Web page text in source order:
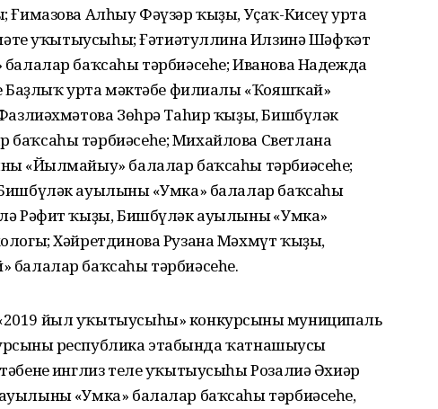
Ғимазова Алһыу Фәүзәр ҡыҙы, Уҫаҡ-Кисеү урта
уҡытыусыһы; Ғәтиәтуллина Илзинә Шәфҡәт
баҡсаһы тәрбиәсеһе; Иванова Надежда
Баҙлыҡ урта мәктәбе филиалы «Ҡояшҡай»
Зөhрә Таhир ҡыҙы, Бишбүләк
тәрбиәсеһе; Михайлова Светлана
«Йылмайыу» балалар баҡсаһы тәрбиәсеһе;
ауылының «Умка» балалар баҡсаһы
Рәфит ҡыҙы, Бишбүләк ауылының «Умка»
Хәйретдинова Рузана Мәхмүт ҡыҙы,
балалар баҡсаһы тәрбиәсеһе.
йыл уҡытыусыһы» конкурсының муниципаль
республика этабында ҡатнашыусы
инглиз теле уҡытыусыһы Розалиә Әхиәр
«Умка» балалар баҡсаһы тәрбиәсеһе,